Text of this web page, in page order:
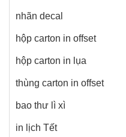
nhãn decal
hộp carton in offset
hộp carton in lụa
thùng carton in offset
bao thư lì xì
in lịch Tết